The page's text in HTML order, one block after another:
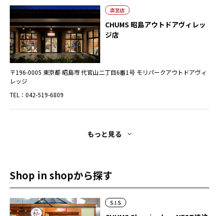
直営店
CHUMS 昭島アウトドアヴィレッ
ジ店
〒196-0005 東京都 昭島市 代官山二丁目6番1号 モリパークアウトドアヴィ
レッジ
TEL：042-519-6809
もっと見る
Shop in shopから探す
S.I.S